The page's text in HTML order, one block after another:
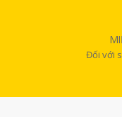
Đối với